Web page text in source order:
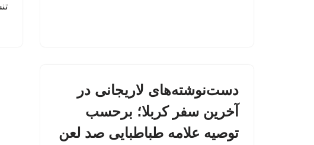
دست‌نوشته‌های لاریجانی در
آخرین سفر کربلا؛ برحسب
توصیه علامه طباطبایی صد لعن